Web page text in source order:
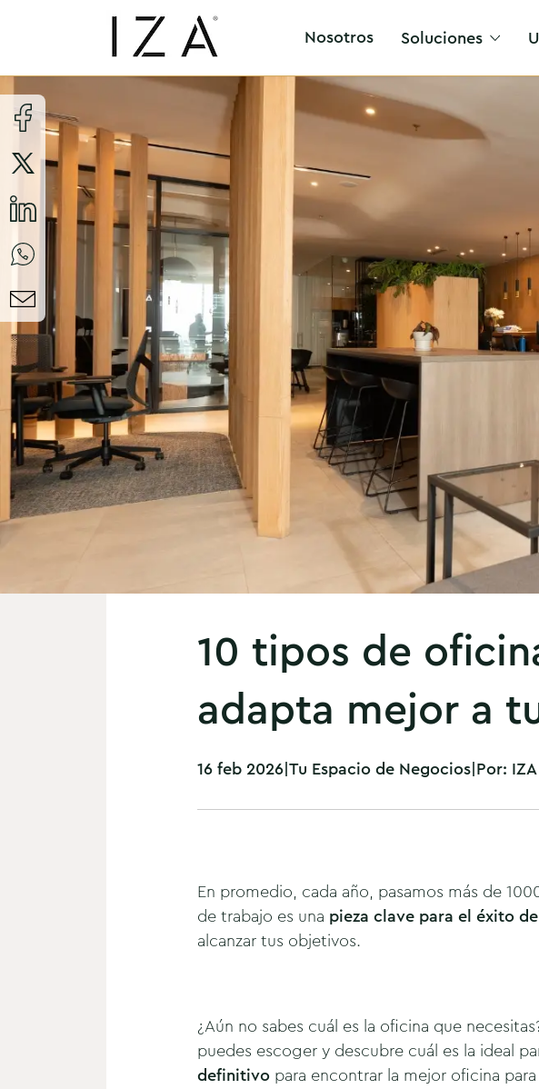
Nosotros Soluciones
10 tipos de
adapta mejor a
16 feb 2026|Tu Espacio de Negocios|Por:
En promedio, cada año, pasamos más de
de trabajo es una pieza clave para el éxito
alcanzar tus objetivos.
¿Aún no sabes cuál es la oficina que
puedes escoger y descubre cuál es la ideal
definitivo para encontrar la mejor oficina